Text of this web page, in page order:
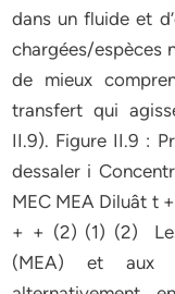
dans un fluide et
chargées/espèces
de mieux
transfert qui
II.9). Figure II.9 :
dessaler i
MEC MEA Diluât t
+ + (2) (1) (2)
(MEA) et aux